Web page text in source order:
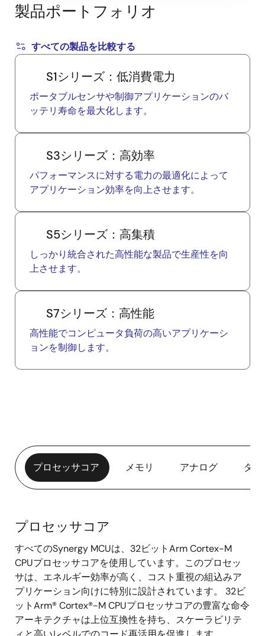
製品ポートフォリオ
すべての製品を比較する
S1シリーズ：低消費電力
ポータブルセンサや制御アプリケーションのバ
ッテリ寿命を最大化します。
S3シリーズ：高効率
パフォーマンスに対する電力の最適化によって
アプリケーション効率を向上させます。
S5シリーズ：高集積
しっかり統合された高性能な製品で生産性を向
上させます。
S7シリーズ：高性能
高性能でコンピュータ負荷の高いアプリケーシ
ョンを制御します。
プロセッサコア メモリ アナログ タ
ロ
セ
ッ
サ
コ
ア
プロセッサコア
すべてのSynergy MCUは、32ビットArm Cortex-M
CPUプロセッサコアを使用しています。このプロセッ
サは、エネルギー効率が高く、コスト重視の組込みア
プリケーション向けに特別に設計されています。 32ビ
ットArm® Cortex®-M CPUプロセッサコアの豊富な命令
アーキテクチャは上位互換性を持ち、スケーラビリテ